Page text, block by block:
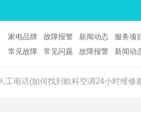
家电品牌 故障报警 新闻动态 服务项
常见故障
常见问题 故障报警 新闻动
工电话(如何找到欧科空调24小时维修